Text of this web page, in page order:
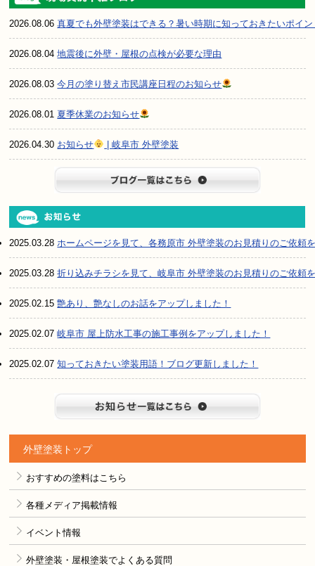
2026.08.06真夏でも外壁塗装はできる？暑い時期に知っておきたいポイン
2026.08.04地震後に外壁・屋根の点検が必要な理由
2026.08.03今月の塗り替え市民講座日程のお知らせ
2026.08.01 夏季休業のお知らせ
2026.04.30 お知らせ | 岐阜市 外壁塗装
2025.03.28ホームページを見て、各務原市 外壁塗装のお見積りのご依頼
2025.03.28折り込みチラシを見て、岐阜市 外壁塗装のお見積りのご依頼
2025.02.15艶あり、艶なしのお話をアップしました！
2025.02.07岐阜市 屋上防水工事の施工事例をアップしました！
2025.02.07知っておきたい塗装用語！ブログ更新しました！
外壁塗装トップ
おすすめの塗料はこちら
各種メディア掲載情報
イベント情報
外壁塗装・屋根塗装でよくある質問